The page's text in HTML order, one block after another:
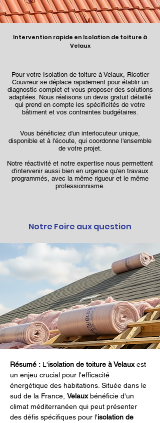
Intervention rapide en Isolation de toiture à
Velaux
Pour votre Isolation de toiture à Velaux, Ricotier
Couvreur se déplace rapidement pour établir un
diagnostic complet et vous proposer des solutions
adaptées. Nous réalisons un devis gratuit détaillé
qui prend en compte les spécificités de votre
bâtiment et vos contraintes budgétaires.
Vous bénéficiez d'un interlocuteur unique,
disponible et à l'écoute, qui coordonne l'ensemble
de votre projet.
Notre réactivité et notre expertise nous permettent
d'intervenir aussi bien en urgence qu'en travaux
programmés, avec la même rigueur et le même
professionnisme.
Notre Foire aux question
Résumé : L'isolation de toiture à Velaux est
un enjeu crucial pour l'efficacité
énergétique des habitations. Située dans le
sud de la France, Velaux bénéficie d'un
climat méditerranéen qui peut présenter
des défis spécifiques pour l'isolation de